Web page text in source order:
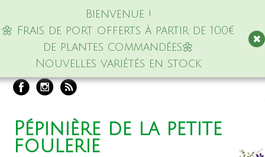
Bienvenue !
🌼 Frais de port offerts à partir de 100€
de plantes commandées🌼
Nouvelles variétés en stock
Pépinière de la petite
foulerie